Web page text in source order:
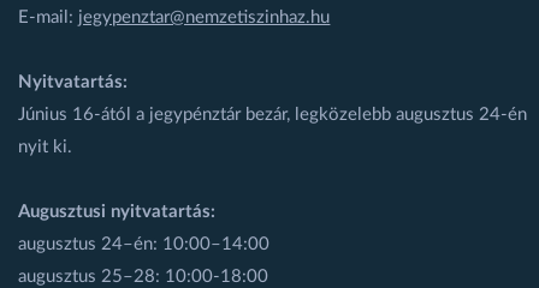
E-mail: jegypenztar@nemzetiszinhaz.hu
Nyitvatartás:
Június 16-ától a jegypénztár bezár, legközelebb augusztus 24-én
nyit ki.
Augusztusi nyitvatartás:
augusztus 24–én: 10:00–14:00
augusztus 25–28: 10:00-18:00